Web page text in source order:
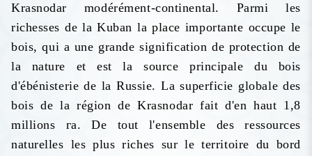
Krasnodar modérément-continental. Parmi les
richesses de la Kuban la place importante occupe le
bois, qui a une grande signification de protection de
la nature et est la source principale du bois
d'ébénisterie de la Russie. La superficie globale des
bois de la région de Krasnodar fait d'en haut 1,8
millions га. De tout l'ensemble des ressources
naturelles les plus riches sur le territoire du bord